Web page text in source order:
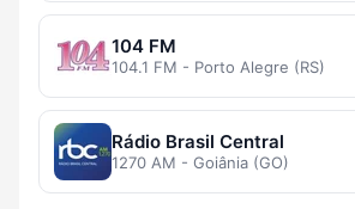
104 FM
104.1 FM - Porto Alegre (RS)
Rádio Brasil Central
1270 AM - Goiânia (GO)